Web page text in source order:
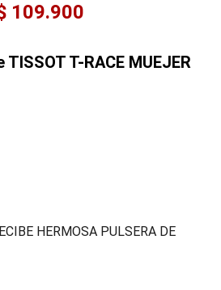
109.900
T-RACE MUEJER
HERMOSA PULSERA DE